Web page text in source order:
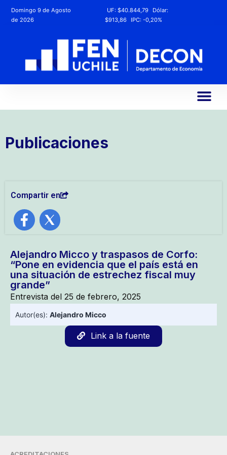
Domingo 9 de Agosto
de 2026
UF:$40.844,79
Dólar:
$913,86
IPC:-0,20%
Publicaciones
Compartir en
Alejandro Micco y traspasos de Corfo:
“Pone en evidencia que el país está en
una situación de estrechez fiscal muy
grande”
Entrevista del 25 de febrero, 2025
Autor(es): Alejandro Micco
Link a la fuente